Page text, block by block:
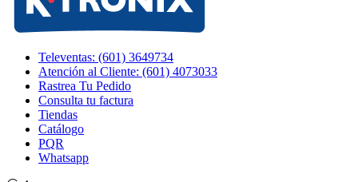
Televentas: (601) 3649734
Atención al Cliente: (601) 4073033
Rastrea Tu Pedido
Consulta tu factura
Tiendas
Catálogo
PQR
Whatsapp